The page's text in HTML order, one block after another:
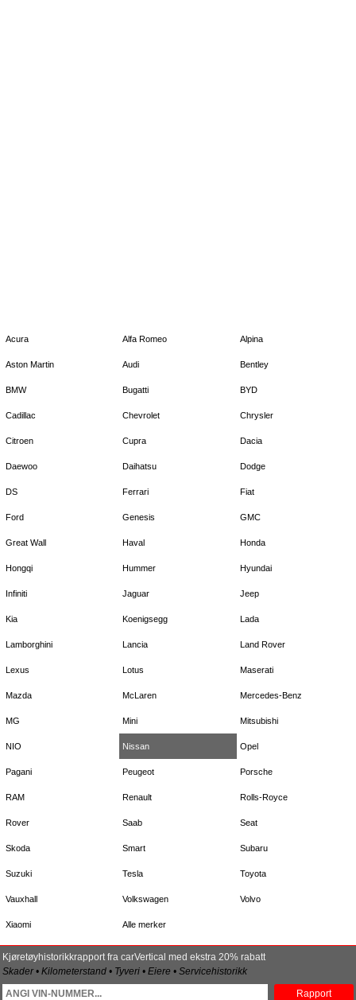
Acura Alfa Romeo Alpina
Aston Martin Audi Bentley
BMW Bugatti BYD
Cadillac Chevrolet Chrysler
Citroen Cupra Dacia
Daewoo Daihatsu Dodge
DS Ferrari Fiat
Ford Genesis GMC
Great Wall Haval Honda
Hongqi Hummer Hyundai
Infiniti Jaguar Jeep
Kia Koenigsegg Lada
Lamborghini Lancia Land Rover
Lexus Lotus Maserati
Mazda McLaren Mercedes-Benz
MG Mini Mitsubishi
NIO Nissan Opel
Pagani Peugeot Porsche
RAM Renault Rolls-Royce
Rover Saab Seat
Skoda Smart Subaru
Suzuki Tesla Toyota
Vauxhall Volkswagen Volvo
Xiaomi Alle merker
Kjøretøyhistorikkrapport fra carVertical med ekstra 20% rabatt
Skader • Kilometerstand • Tyveri • Eiere • Servicehistorikk
Rapport